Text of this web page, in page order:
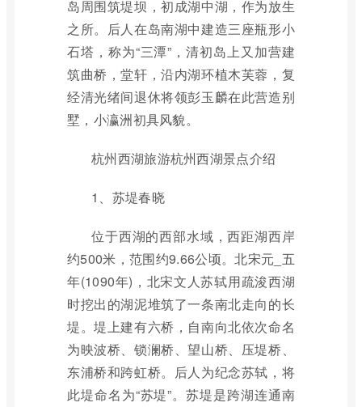
岛周围筑堤坝，初成湖中湖，作为放生
之所。后人在岛南湖中建造三座瓶形小
石塔，称为“三潭”，清初岛上又加营建
筑曲桥，堂轩，沿内湖环植木芙蓉，复
经清光绪间退休将领彭玉麟在此营造别
墅，小瀛洲初具风貌。
杭州西湖旅游杭州西湖景点介绍
1、苏堤春晓
位于西湖的西部水域，西距湖西岸
约500米，范围约9.66公顷。北宋元_五
年(1090年)，北宋文人苏轼用疏浚西湖
时挖出的湖泥堆筑了一条南北走向的长
堤。堤上建有六桥，自南向北依次命名
为映波桥、锁澜桥、望山桥、压堤桥、
东浦桥和跨虹桥。后人为纪念苏轼，将
此堤命名为“苏堤”。苏堤是跨湖连通南